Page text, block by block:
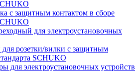
с защитным контактом в сборе
для электроустановочных
для розетки/вилки с защитным
SCHUKO